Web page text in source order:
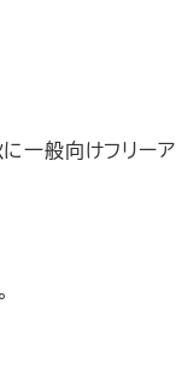
一般向けフリー